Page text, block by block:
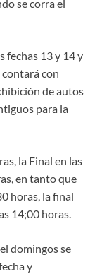
se corra el
fechas 13 y 14 y
contará con
de autos
para la
la Final en las
en tanto que
horas, la final
14;00 horas.
domingos se
y